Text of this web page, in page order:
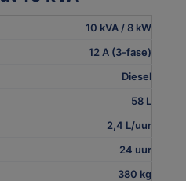
10 kVA / 8 kW
12 A (3-fase)
Diesel
58 L
2,4 L/uur
24 uur
380 kg